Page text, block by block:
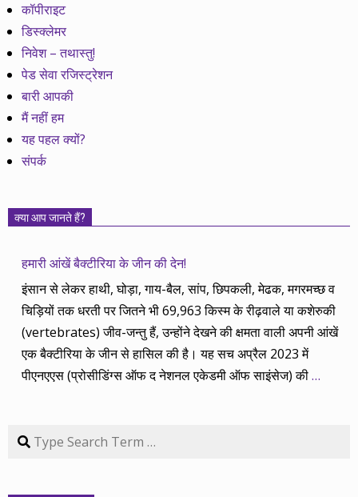
कॉपीराइट
डिस्क्लेमर
निवेश – तथास्तु!
पेड सेवा रजिस्ट्रेशन
बारी आपकी
मैं नहीं हम
यह पहल क्यों?
संपर्क
क्या आप जानते हैं?
हमारी आंखें बैक्टीरिया के जीन की देन!
इंसान से लेकर हाथी, घोड़ा, गाय-बैल, सांप, छिपकली, मेढक, मगरमच्छ व
चिड़ियों तक धरती पर जितने भी 69,963 किस्म के रीढ़वाले या कशेरुकी
(vertebrates) जीव-जन्तु हैं, उन्होंने देखने की क्षमता वाली अपनी आंखें
एक बैक्टीरिया के जीन से हासिल की है। यह सच अप्रैल 2023 में
पीएनएएस (प्रोसीडिंग्स ऑफ द नेशनल एकेडमी ऑफ साइंसेज) की…
Search